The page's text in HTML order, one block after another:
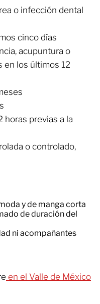
o infección dental
cinco días
acupuntura o
en los últimos 12
horas previas a la
o controlado,
y de manga corta
de duración del
ni acompañantes
en el Valle de México